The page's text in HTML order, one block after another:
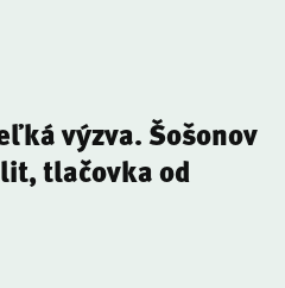
výzva. Šošonov
tlačovka od